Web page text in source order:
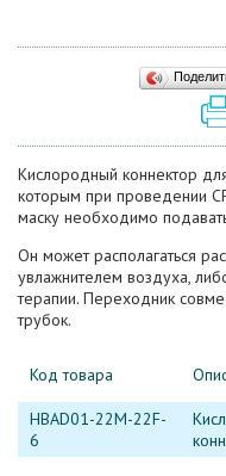
Кислородный коннектор
которым при проведении
маску необходимо
Он может располагаться
увлажнителем воздуха,
терапии. Переходник
трубок.
Код товара
HBAD01-22M-22F-
6